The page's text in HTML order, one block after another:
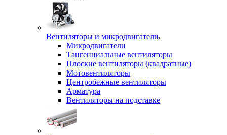
Вентиляторы и микродвигатели
Микродвигатели
Тангенциальные вентиляторы
Плоские вентиляторы (квадратные)
Мотовентиляторы
Центробежные вентиляторы
Арматура
Вентиляторы на подставке